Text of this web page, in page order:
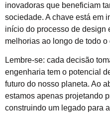
inovadoras que beneficiam
sociedade. A chave está em
início do processo de design
melhorias ao longo de todo
Lembre-se: cada decisão
engenharia tem o potencial
futuro do nosso planeta. Ao
estamos apenas projetando
construindo um legado para